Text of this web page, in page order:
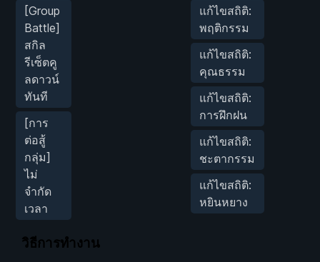
[Group
Battle]
สกิล
รีเซ็ตคู
ลดาวน์
ทันที
[การ
ต่อสู้
กลุ่ม]
ไม่
จำกัด
เวลา
แก้ไขสถิติ:
พฤติกรรม
แก้ไขสถิติ:
คุณธรรม
แก้ไขสถิติ:
การฝึกฝน
แก้ไขสถิติ:
ชะตากรรม
แก้ไขสถิติ:
หยินหยาง
วิธีการทำงาน